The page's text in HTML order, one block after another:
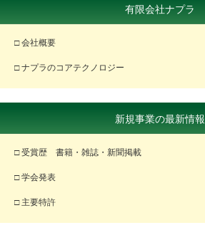
有限会社ナプラ
□ 会社概要
□ ナプラのコアテクノロジー
新規事業の最新情報
□ 受賞歴 書籍・雑誌・新聞掲載
□ 学会発表
□ 主要特許